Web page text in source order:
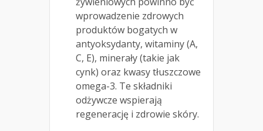
wprowadzenie zdrowych
produktów bogatych w
antyoksydanty, witaminy (A,
C, E), minerały (takie jak
cynk) oraz kwasy tłuszczowe
omega-3. Te składniki
odżywcze wspierają
regenerację i zdrowie skóry.